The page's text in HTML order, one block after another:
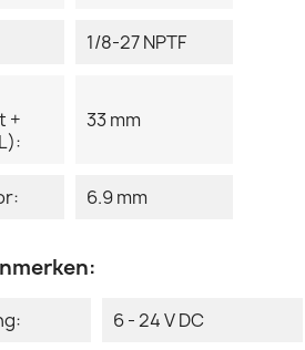
1/8-27 NPTF
+
33 mm
6.9 mm
6 - 24 V DC